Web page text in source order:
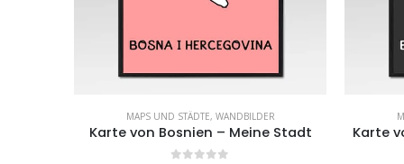
MAPS UND STÄDTE, WANDBILDER
Karte von Bosnien – Meine Stadt Karte